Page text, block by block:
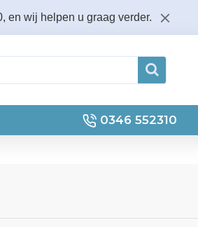
en wij helpen u graag verder.
0346 552310